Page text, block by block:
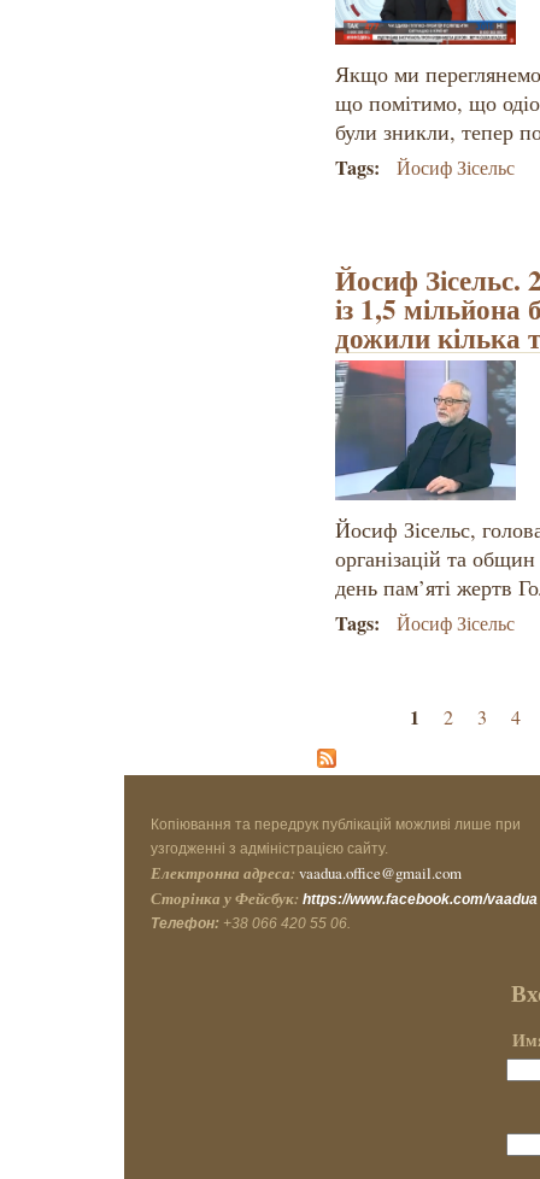
Якщо ми переглянемо
що помітимо, що
були зникли, тепер
Tags: Йосиф Зісельс
Йосиф Зісельс.
із 1,5 ​мільйона
дожили кілька
Йосиф Зісельс,
організацій та
день пам’яті жертв
Tags: Йосиф Зісельс
Страницы
1 2 3 4
Копіювання та передрук публікацій можливі лише при
узгодженні з адміністрацією сайту.
Електронна адреса: vaadua.office@gmail.com
Сторінка у Фейсбук: https://www.facebook.com/vaadua
Телефон: +38 066 420 55 06.